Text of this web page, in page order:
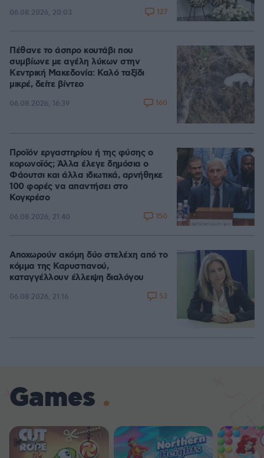
06.08.2026, 20:03 127
Πέθανε το άσπρο κουτάβι που
συμβίωνε με αγέλη λύκων στην
Κεντρική Μακεδονία: Καλό ταξίδι
μικρέ, δείτε βίντεο
06.08.2026, 16:39 160
Προϊόν εργαστηρίου ή της φύσης ο
κορωνοϊός; Άλλα έλεγε δημόσια ο
Φάουτσι και άλλα ιδιωτικά, αρνήθηκε
100 φορές να απαντήσει στο
Κογκρέσο
06.08.2026, 21:40 150
Αποχωρούν ακόμη δύο στελέχη από το
κόμμα της Καρυστιανού,
καταγγέλλουν έλλειψη διαλόγου
06.08.2026, 21:16 53
Games